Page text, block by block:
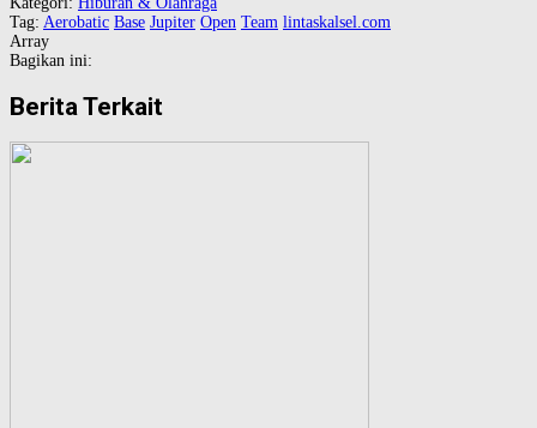
Tag: Aerobatic Base Jupiter Open Team lintaskalsel.com
Array
Bagikan ini:
Berita Terkait